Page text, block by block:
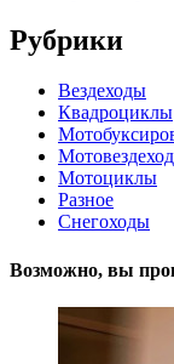
Рубрики
Вездеходы
Квадроциклы
Мотоциклы
Разное
Снегоходы
Возможно, вы